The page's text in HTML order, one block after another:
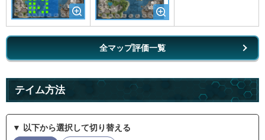
全マップ評価一覧
テイム方法
▼ 以下から選択して切り替える